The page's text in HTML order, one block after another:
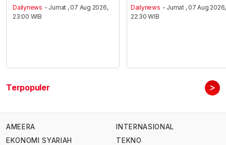
Dailynews - Jumat , 07 Aug 2026,
23:00 WIB
Dailynews - Jumat , 07 Aug 2026,
22:30 WIB
Terpopuler >
AMEERA
EKONOMI SYARIAH
INTERNASIONAL
TEKNO